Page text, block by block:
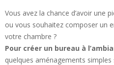
Vous avez la chance d’avoir une
ou vous souhaitez composer un
votre chambre ?
Pour créer un bureau à
quelques aménagements